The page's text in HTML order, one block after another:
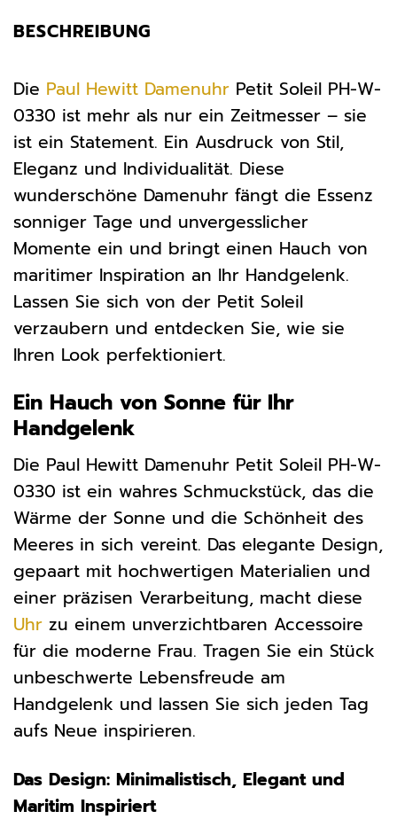
BESCHREIBUNG
Die Paul Hewitt Damenuhr Petit Soleil PH-W-
0330 ist mehr als nur ein Zeitmesser – sie
ist ein Statement. Ein Ausdruck von Stil,
Eleganz und Individualität. Diese
wunderschöne Damenuhr fängt die Essenz
sonniger Tage und unvergesslicher
Momente ein und bringt einen Hauch von
maritimer Inspiration an Ihr Handgelenk.
Lassen Sie sich von der Petit Soleil
verzaubern und entdecken Sie, wie sie
Ihren Look perfektioniert.
Ein Hauch von Sonne für Ihr
Handgelenk
Die Paul Hewitt Damenuhr Petit Soleil PH-W-
0330 ist ein wahres Schmuckstück, das die
Wärme der Sonne und die Schönheit des
Meeres in sich vereint. Das elegante Design,
gepaart mit hochwertigen Materialien und
einer präzisen Verarbeitung, macht diese
Uhr zu einem unverzichtbaren Accessoire
für die moderne Frau. Tragen Sie ein Stück
unbeschwerte Lebensfreude am
Handgelenk und lassen Sie sich jeden Tag
aufs Neue inspirieren.
Das Design: Minimalistisch, Elegant und
Maritim Inspiriert